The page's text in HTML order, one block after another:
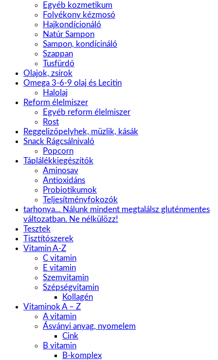
Egyéb kozmetikum
Folyékony kézmosó
Hajkondícionáló
Natúr Sampon
Sampon, kondícináló
Szappan
Tusfürdő
Olajok, zsírok
Omega 3-6-9 olaj és Lecitin
Halolaj
Reform élelmiszer
Egyéb reform élelmiszer
Rost
Reggelizőpelyhek, müzlik, kásák
Snack Rágcsálnivaló
Popcorn
Táplálékkiegészítők
Aminosav
Antioxidáns
Probiotikumok
Teljesítményfokozók
tarhonya... Nálunk mindent megtalálsz gluténmentes
változatban. Ne nélkülözz!
Tesztek
Tisztítószerek
Vitamin A-Z
C vitamin
E vitamin
Szemvitamin
Szépségvitamin
Kollagén
Vitaminok A – Z
A vitamin
Ásványi anyag, nyomelem
Cink
B vitamin
B-komplex